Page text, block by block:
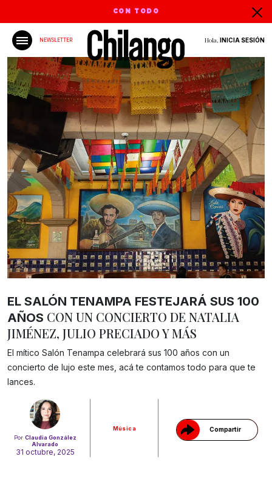
CON TODO
NEWSLETTER Hola, INICIA SESIÓN
Por Claudia González
Alvarado
31 octubre, 2025
Música Compartir
Gracias!
EL SALÓN TENAMPA FESTEJARÁ SUS 100
AÑOS CON UN CONCIERTO DE NATALIA
JIMÉNEZ, JULIO PRECIADO Y MÁS
El mítico Salón Tenampa celebrará sus 100 años con un
concierto de lujo este mes, acá te contamos todo para que te
lances.